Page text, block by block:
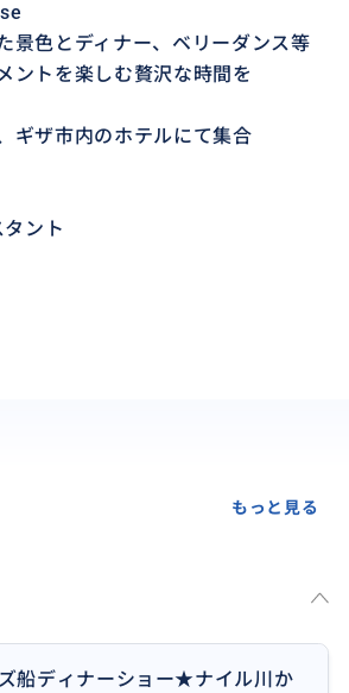
景色とディナー、ベリーダンス等
ントを楽しむ贅沢な時間を
ギザ市内のホテルにて集合
ント
もっと見る
船ディナーショー★ナイル川か